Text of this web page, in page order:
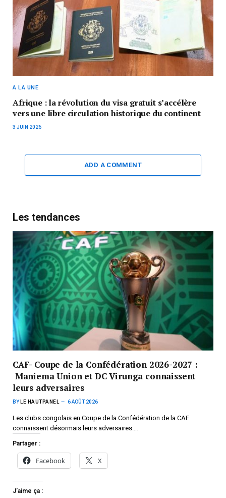
A LA UNE
Afrique : la révolution du visa gratuit s’accélère
vers une libre circulation historique du continent
3 JUIN 2026
ADD A COMMENT
Les tendances
CAF- Coupe de la Confédération 2026-2027 :
Maniema Union et DC Virunga connaissent
leurs adversaires
BY LE HAUTPANEL 6 AOÛT 2026
Les clubs congolais en Coupe de la Confédération de la CAF
connaissent désormais leurs adversaires.…
Partager :
Facebook X
J’aime ça :